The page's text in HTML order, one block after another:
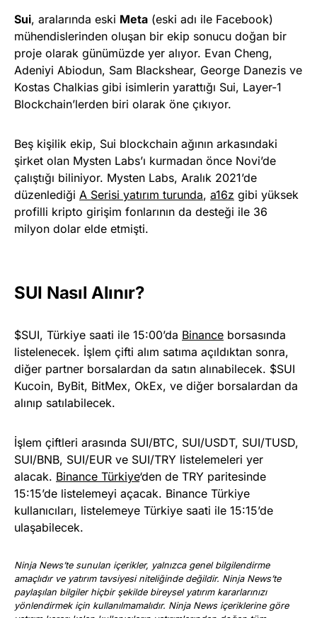
Sui, aralarında eski Meta (eski adı ile Facebook)
mühendislerinden oluşan bir ekip sonucu doğan bir
proje olarak günümüzde yer alıyor. Evan Cheng,
Adeniyi Abiodun, Sam Blackshear, George Danezis ve
Kostas Chalkias gibi isimlerin yarattığı Sui, Layer-1
Blockchain’lerden biri olarak öne çıkıyor.
Beş kişilik ekip, Sui blockchain ağının arkasındaki
şirket olan Mysten Labs’ı kurmadan önce Novi’de
çalıştığı biliniyor. Mysten Labs, Aralık 2021’de
düzenlediği A Serisi yatırım turunda, a16z gibi yüksek
profilli kripto girişim fonlarının da desteği ile 36
milyon dolar elde etmişti.
SUI Nasıl Alınır?
$SUI, Türkiye saati ile 15:00’da Binance borsasında
listelenecek. İşlem çifti alım satıma açıldıktan sonra,
diğer partner borsalardan da satın alınabilecek. $SUI
Kucoin, ByBit, BitMex, OkEx, ve diğer borsalardan da
alınıp satılabilecek.
İşlem çiftleri arasında SUI/BTC, SUI/USDT, SUI/TUSD,
SUI/BNB, SUI/EUR ve SUI/TRY listelemeleri yer
alacak. Binance Türkiye‘den de TRY paritesinde
15:15’de listelemeyi açacak. Binance Türkiye
kullanıcıları, listelemeye Türkiye saati ile 15:15’de
ulaşabilecek.
Ninja News’te sunulan içerikler, yalnızca genel bilgilendirme
amaçlıdır ve yatırım tavsiyesi niteliğinde değildir. Ninja News’te
paylaşılan bilgiler hiçbir şekilde bireysel yatırım kararlarınızı
yönlendirmek için kullanılmamalıdır. Ninja News içeriklerine göre